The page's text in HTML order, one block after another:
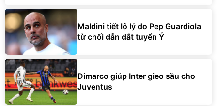
Maldini tiết lộ lý do Pep Guardiola
từ chối dẫn dắt tuyển Ý
Dimarco giúp Inter gieo sầu cho
Juventus